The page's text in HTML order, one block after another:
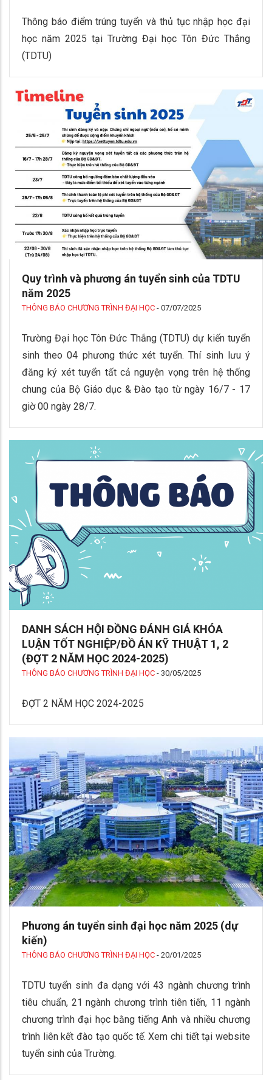
Thông báo điểm trúng tuyển và thủ tục nhập học đại
học năm 2025 tại Trường Đại học Tôn Đức Thắng
(TDTU)
Quy trình và phương án tuyển sinh của TDTU
năm 2025
THÔNG BÁO CHƯƠNG TRÌNH ĐẠI HỌC - 07/07/2025
Trường Đại học Tôn Đức Thắng (TDTU) dự kiến tuyển
sinh theo 04 phương thức xét tuyển. Thí sinh lưu ý
đăng ký xét tuyển tất cả nguyện vọng trên hệ thống
chung của Bộ Giáo dục & Đào tạo từ ngày 16/7 - 17
giờ 00 ngày 28/7.
DANH SÁCH HỘI ĐỒNG ĐÁNH GIÁ KHÓA
LUẬN TỐT NGHIỆP/ĐỒ ÁN KỸ THUẬT 1, 2
(ĐỢT 2 NĂM HỌC 2024-2025)
THÔNG BÁO CHƯƠNG TRÌNH ĐẠI HỌC - 30/05/2025
ĐỢT 2 NĂM HỌC 2024-2025
Phương án tuyển sinh đại học năm 2025 (dự
kiến)
THÔNG BÁO CHƯƠNG TRÌNH ĐẠI HỌC - 20/01/2025
TDTU tuyển sinh đa dạng với 43 ngành chương trình
tiêu chuẩn, 21 ngành chương trình tiên tiến, 11 ngành
chương trình đại học bằng tiếng Anh và nhiều chương
trình liên kết đào tạo quốc tế. Xem chi tiết tại website
tuyển sinh của Trường.